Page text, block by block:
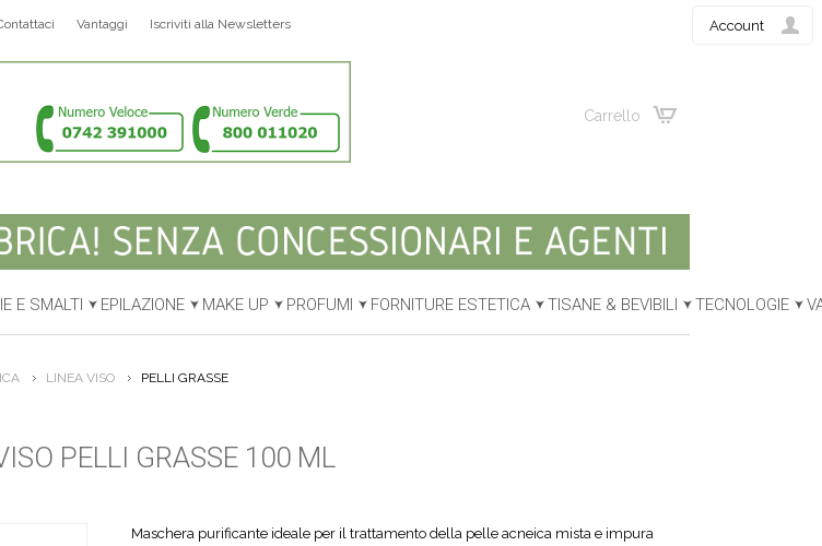
Carrello
Account
Vantaggi Iscriviti alla Newsletters
E SMALTI EPILAZIONE MAKE UP PROFUMI FORNITURE ESTETICA TISANE & BEVIBILI TECNOLOGIE
LINEA VISO PELLI GRASSE
PELLI GRASSE 100 ML
Maschera purificante ideale per il trattamento della pelle acneica mista e impura